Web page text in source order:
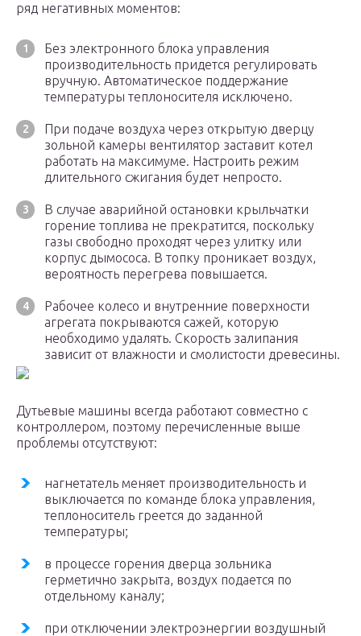
ряд негативных моментов:
Без электронного блока управления
производительность придется регулировать
вручную. Автоматическое поддержание
температуры теплоносителя исключено.
При подаче воздуха через открытую дверцу
зольной камеры вентилятор заставит котел
работать на максимуме. Настроить режим
длительного сжигания будет непросто.
В случае аварийной остановки крыльчатки
горение топлива не прекратится, поскольку
газы свободно проходят через улитку или
корпус дымососа. В топку проникает воздух,
вероятность перегрева повышается.
Рабочее колесо и внутренние поверхности
агрегата покрываются сажей, которую
необходимо удалять. Скорость залипания
зависит от влажности и смолистости древесины.
Дутьевые машины всегда работают совместно с
контроллером, поэтому перечисленные выше
проблемы отсутствуют:
нагнетатель меняет производительность и
выключается по команде блока управления,
теплоноситель греется до заданной
температуры;
в процессе горения дверца зольника
герметично закрыта, воздух подается по
отдельному каналу;
при отключении электроэнергии воздушный